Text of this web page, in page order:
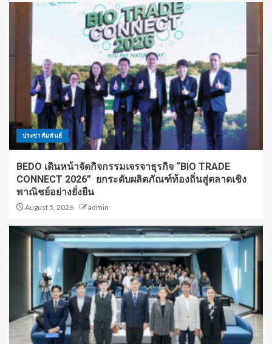
ประชาสัมพันธ์
BEDO เดินหน้าจัดกิจกรรมเจรจาธุรกิจ “BIO TRADE
CONNECT 2026” ยกระดับผลิตภัณฑ์ท้องถิ่นสู่ตลาดเชิง
พาณิชย์อย่างยั่งยืน
August 5, 2026 admin